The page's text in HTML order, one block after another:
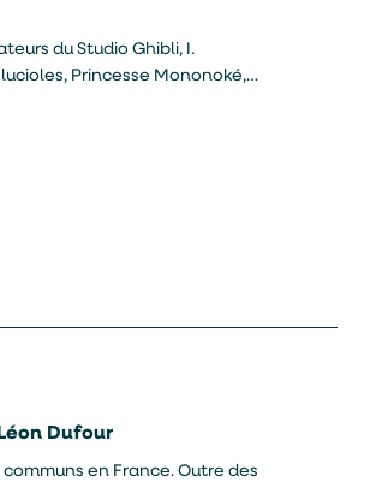
du Studio Ghibli, I.
Princesse Mononoké,
Dufour
en France. Outre des